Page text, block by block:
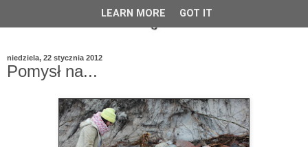
niedziela, 22 stycznia 2012
Pomysł na...
LEARN MORE GOT IT